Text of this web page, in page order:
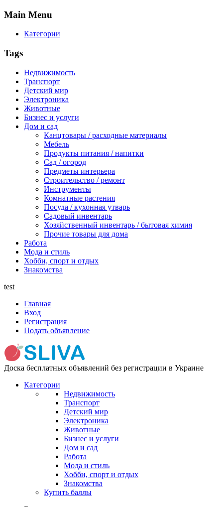
Main Menu
Категории
Tags
Недвижимость
Транспорт
Детский мир
Электроника
Животные
Бизнес и услуги
Дом и сад
Канцтовары / расходные материалы
Мебель
Продукты питания / напитки
Сад / огород
Предметы интерьера
Строительство / ремонт
Инструменты
Комнатные растения
Посуда / кухонная утварь
Садовый инвентарь
Хозяйственный инвентарь / бытовая химия
Прочие товары для дома
Работа
Мода и стиль
Хобби, спорт и отдых
Знакомства
test
Главная
Вход
Регистрация
Подать объявление
Доска бесплатных объявлений без регистрации в Украине
Категории
Недвижимость
Транспорт
Детский мир
Электроника
Животные
Бизнес и услуги
Дом и сад
Работа
Мода и стиль
Хобби, спорт и отдых
Знакомства
Купить баллы